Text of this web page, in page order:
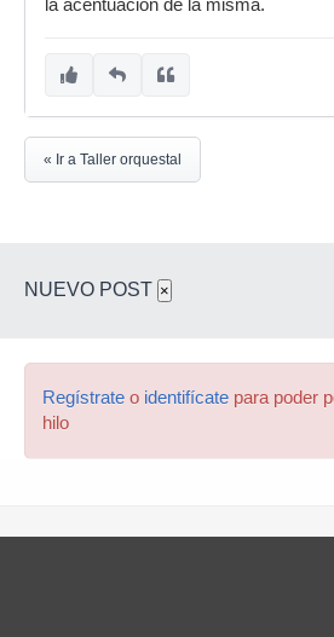
la acentuación de la misma.
« Ir a Taller orquestal
NUEVO POST ×
Regístrate o identifícate para poder
hilo